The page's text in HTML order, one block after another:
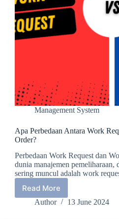
Management System
Apa Perbedaan Antara Work
Order?
Perbedaan Work Request dan
dunia manajemen pemeliharaan,
sering muncul adalah work
Read More
Apa
Perbedaan
Author 13 June 2024